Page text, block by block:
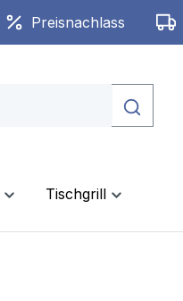
Preisnachlass
Tischgrill